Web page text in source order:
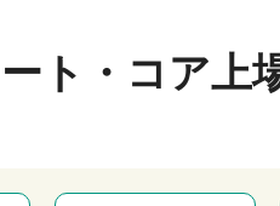
ト・コア上